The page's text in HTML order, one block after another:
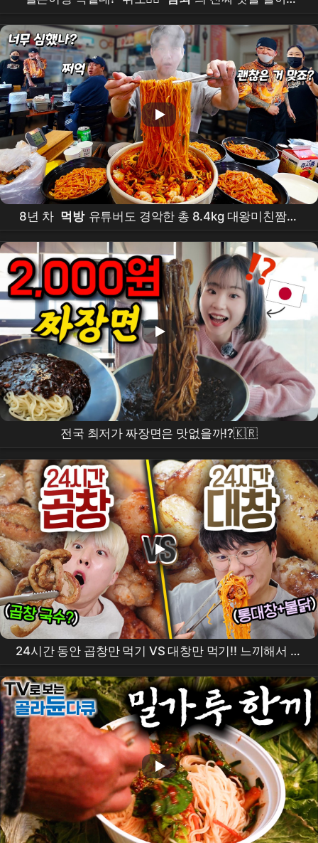
린 외국언니 찐 반응
8년 차 먹방 유튜버도 경악한 총 8.4kg 대왕미친짬뽕
도전 먹방 ! 다 먹으면 상금 50만원!
전국 최저가 짜장면은 맛없을까⁉️🇰🇷
24시간 동안 곱창만 먹기 VS 대창만 먹기!! 느끼해서 먼
저 포기할 사람은 누구인가?!